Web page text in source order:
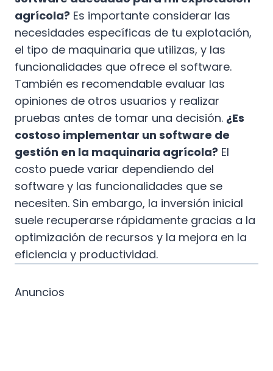
agrícola? Es importante considerar las
necesidades específicas de tu explotación,
el tipo de maquinaria que utilizas, y las
funcionalidades que ofrece el software.
También es recomendable evaluar las
opiniones de otros usuarios y realizar
pruebas antes de tomar una decisión. ¿Es
costoso implementar un software de
gestión en la maquinaria agrícola? El
costo puede variar dependiendo del
software y las funcionalidades que se
necesiten. Sin embargo, la inversión inicial
suele recuperarse rápidamente gracias a la
optimización de recursos y la mejora en la
eficiencia y productividad.
Anuncios